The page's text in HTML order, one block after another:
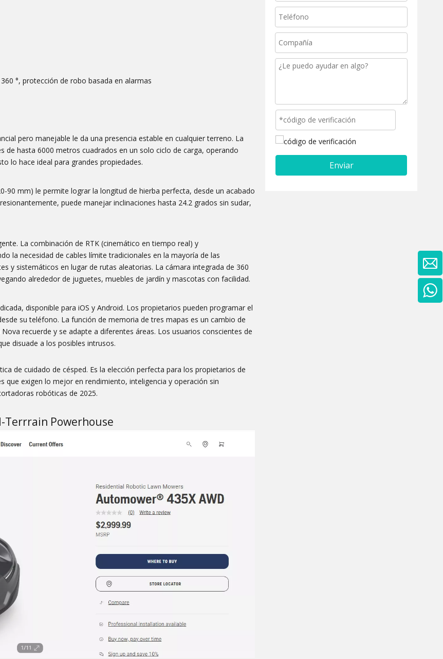
°, protección de robo basada en alarmas
pero manejable le da una presencia estable en cualquier terreno. La
de hasta 6000 metros cuadrados en un solo ciclo de carga, operando
lo hace ideal para grandes propiedades.
90 mm) le permite lograr la longitud de hierba perfecta, desde un acabado
puede manejar inclinaciones hasta 24.2 grados sin sudar,
La combinación de RTK (cinemático en tiempo real) y
la necesidad de cables límite tradicionales en la mayoría de las
y sistemáticos en lugar de rutas aleatorias. La cámara integrada de 360
alrededor de juguetes, muebles de jardín y mascotas con facilidad.
disponible para iOS y Android. Los propietarios pueden programar el
su teléfono. La función de memoria de tres mapas es un cambio de
recuerde y se adapte a diferentes áreas. Los usuarios conscientes de
disuade a los posibles intrusos.
de cuidado de césped. Es la elección perfecta para los propietarios de
que exigen lo mejor en rendimiento, inteligencia y operación sin
robóticas de 2025.
Terrrain Powerhouse
Enviar